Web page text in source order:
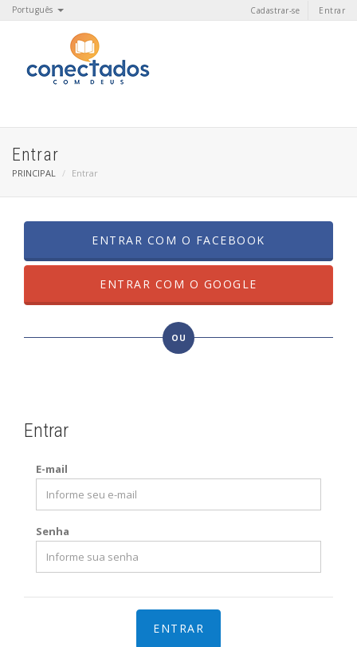
Português Entrar
Cadastrar-se
Entrar
PRINCIPAL Entrar
ENTRAR COM O FACEBOOK
ENTRAR COM O GOOGLE
OU
Entrar
E-mail
Senha